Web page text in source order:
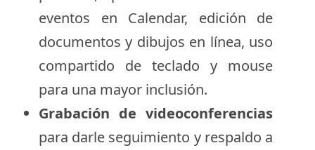
eventos en Calendar, edición de
documentos y dibujos en línea, uso
compartido de teclado y mouse
para una mayor inclusión.
Grabación de videoconferencias
para darle seguimiento y respaldo a